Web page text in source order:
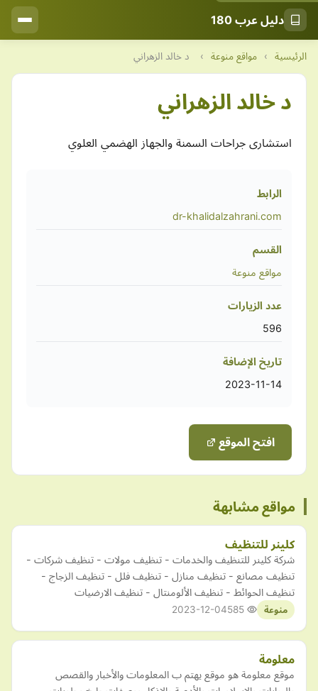
دليل عرب 180
الرئيسية › مواقع منوعة › د خالد الزهراني
د خالد الزهراني
استشارى جراحات السمنة والجهاز الهضمي العلوي
الرابط
dr-khalidalzahrani.com
القسم
مواقع منوعة
عدد الزيارات
596
تاريخ الإضافة
2023-11-14
افتح الموقع
مواقع مشابهة
كلينر للتنظيف
شركة كلينر للتنظيف والخدمات - تنظيف مولات - تنظيف شركات -
تنظيف مصانع - تنظيف منازل - تنظيف فلل - تنظيف الزجاج -
تنظيف الحوائط - تنظيف الألومنتال - تنظيف الارضيات
منوعة 2023-12-04
معلومة
موقع معلومة هو موقع يهتم ب المعلومات والأخبار والقصص